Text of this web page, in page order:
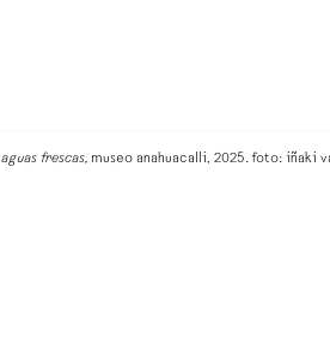
aguas frescas,museo anahuacalli, 2025. foto: iñaki